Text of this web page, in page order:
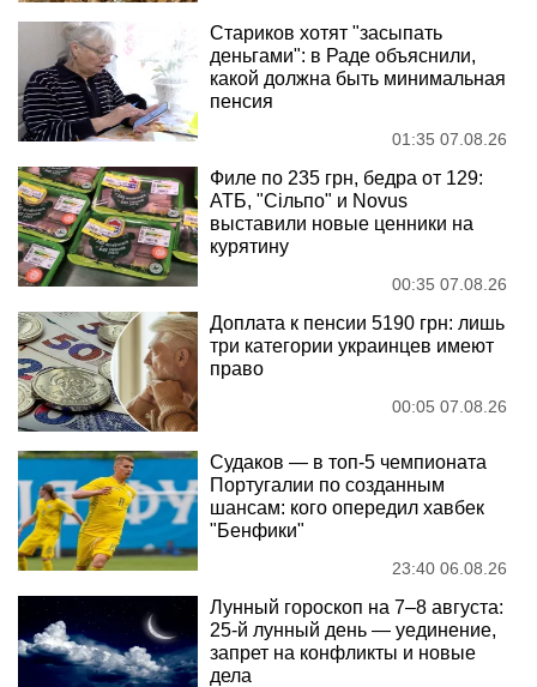
Стариков хотят "засыпать
деньгами": в Раде объяснили,
какой должна быть минимальная
пенсия
01:35 07.08.26
Филе по 235 грн, бедра от 129:
АТБ, "Сільпо" и Novus
выставили новые ценники на
курятину
00:35 07.08.26
Доплата к пенсии 5190 грн: лишь
три категории украинцев имеют
право
00:05 07.08.26
Судаков — в топ-5 чемпионата
Португалии по созданным
шансам: кого опередил хавбек
"Бенфики"
23:40 06.08.26
Лунный гороскоп на 7–8 августа:
25-й лунный день — уединение,
запрет на конфликты и новые
дела